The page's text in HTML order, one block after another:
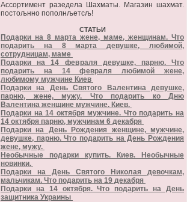
Ассортимент разедела Шахматы. Магазин шахмат.
постољнно пополнљетсљ!
СТАТЬИ
Подарки на 8 марта жене, маме, женщинам. Что
подарить на 8 марта девушке, любимой,
сотрудницам, маме
Подарки на 14 февраля девушке, парню. Что
подарить на 14 февраля любимой жене,
любимому мужчине Киев
Подарки на День Святого Валентина девушке,
парню, жене, мужу. Что подарить ко Дню
Валентина женщине мужчине. Киев.
Подарки на 14 октября мужчине. Что подарить на
14 октября парню, мужчинам 6 декабря
Подарки на День Рождения женщине, мужчине,
девушке, парню. Что подарить на День Рождения
жене, мужу.
Необычные подарки купить. Киев. Необычные
новинки.
Подарки на День Святого Николая девочкам,
мальчикам. Что подарить на 19 декабря
Подарки на 14 октября. Что подарить на День
защитника Украины